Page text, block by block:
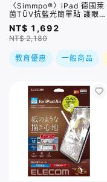
〈Simmpo®〉iPad 德國萊
茵TÜV抗藍光簡單貼 護眼透
明版 / 多種規格
NT$ 1,692
NT$ 2,180
教育優惠 一般商品